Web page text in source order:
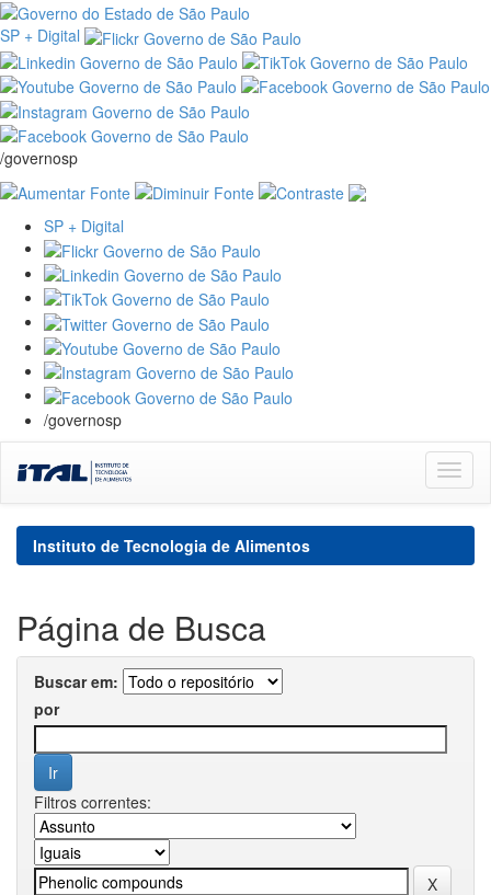
SP + Digital
/governosp
SP + Digital
/governosp
navigation
Instituto de Tecnologia de Alimentos
Página de Busca
Buscar em:
por
Filtros correntes: